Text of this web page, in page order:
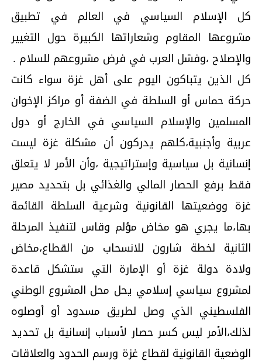
كل الإسلام السياسي في العالم في تطبيق
مشروعها المقاوم وشعاراتها الكبيرة حول التغيير
والإصلاح ،وفشل العرب في فرض مشروعهم للسلام .
كل الذين يتباكون اليوم على أهل غزة سواء كانت
حركة حماس أو السلطة في الضفة أو مراكز الإخوان
المسلمين والإسلام السياسي في الخارج أو دول
عربية وأجنبية،كلهم يدركون أن مشكلة غزة ليست
إنسانية بل سياسية وإستراتيجية ،وأن الأمر لا يتعلق
فقط برفع الحصار المالي والغذائي بل بتحديد مصير
غزة ووضعيتها القانونية وشرعية السلطة القائمة
بها،ما يجري هو مخاض مؤلم وقاس لتنفيذ المرحلة
الثانية لخطة شارون للانسحاب من القطاع،مخاض
ولادة دولة غزة أو الإمارة التي ستشكل قاعدة
لمشروع سياسي إسلامي يحل محل المشروع الوطني
الفلسطيني الذي وصل لطريق مسدود أو أوصلوه
لذلك،الأمر ليس كسر حصار لأسباب إنسانية بل تحديد
الوضعية القانونية لقطاع غزة ورسم الحدود والعلاقات